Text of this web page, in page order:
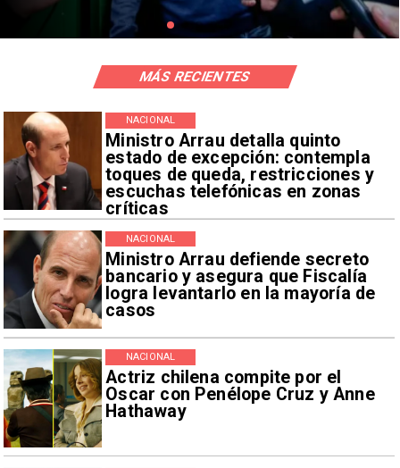
Ministro Arrau detalla quinto
estado de excepción: contempla
toques de queda, restricciones y
escuchas telefónicas en zonas
críticas
NACIONAL
Ministro Arrau defiende secreto
bancario y asegura que Fiscalía
logra levantarlo en la mayoría de
casos
NACIONAL
Actriz chilena compite por el
Oscar con Penélope Cruz y Anne
Hathaway
NACIONAL
MÁS RECIENTES